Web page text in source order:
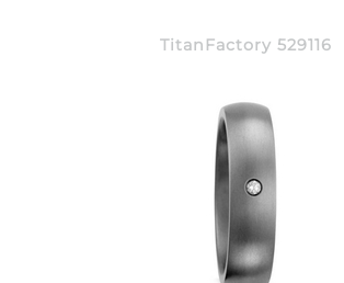
TitanFactory 529116